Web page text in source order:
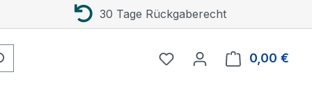
30 Tage Rückgaberecht
0,00 €